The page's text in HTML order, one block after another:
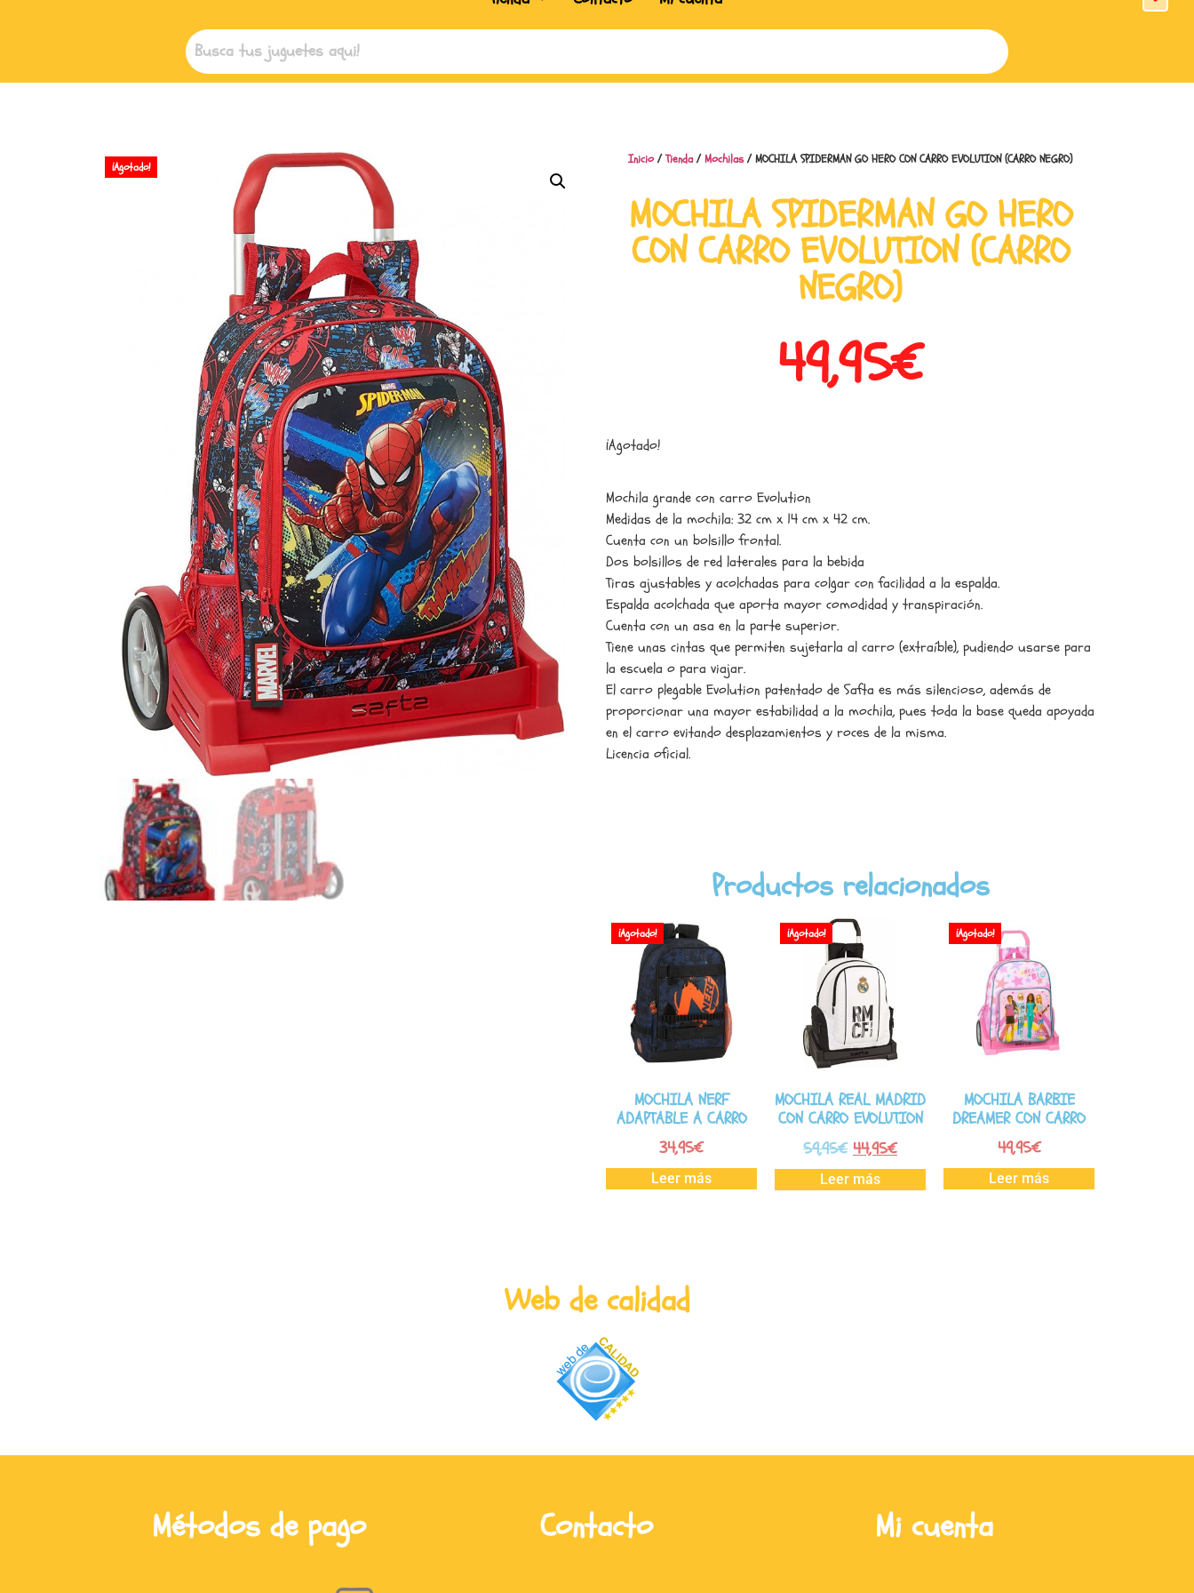
¡Agotado! Inicio/Tienda/Mochilas/ MOCHILA SPIDERMAN GO HERO CON CARRO EVOLUTION (CARRO NEGRO)
MOCHILA SPIDERMAN GO HERO
CON CARRO EVOLUTION (CARRO
NEGRO)
49,95€
¡Agotado!
Mochila grande con carro Evolution
Medidas de la mochila: 32 cm x 14 cm x 42 cm.
Cuenta con un bolsillo frontal.
Dos bolsillos de red laterales para la bebida
Tiras ajustables y acolchadas para colgar con facilidad a la espalda.
Espalda acolchada que aporta mayor comodidad y transpiración.
Cuenta con un asa en la parte superior.
Tiene unas cintas que permiten sujetarla al carro (extraíble), pudiendo usarse para
la escuela o para viajar.
El carro plegable Evolution patentado de Safta es más silencioso, además de
proporcionar una mayor estabilidad a la mochila, pues toda la base queda apoyada
en el carro evitando desplazamientos y roces de la misma.
Licencia oficial.
Productos relacionados
¡Agotado!
MOCHILA NERF
ADAPTABLE A CARRO
34,95€
Leer más
¡Agotado!
MOCHILA REAL MADRID
CON CARRO EVOLUTION
59,95€ 44,95€
Leer más
¡Agotado!
MOCHILA BARBIE
DREAMER CON CARRO
49,95€
Leer más
Web de calidad
Métodos de pago Contacto Mi cuenta